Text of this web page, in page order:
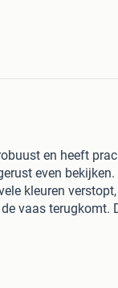
en heeft
even
kleuren
vaas terugkomt.